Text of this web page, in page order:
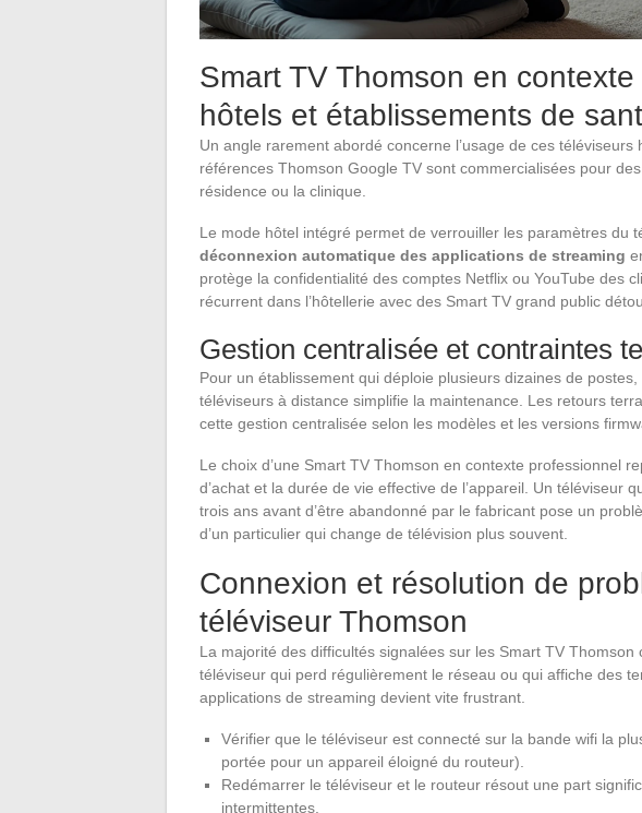
Smart TV Thomson en
hôtels et établissements de
Un angle rarement abordé concerne l’usage de ces
références Thomson Google TV sont commercialisées pour
résidence ou la clinique.
Le mode hôtel intégré permet de verrouiller les paramètres du
déconnexion automatique des applications de streaming
protège la confidentialité des comptes Netflix ou YouTube des
récurrent dans l’hôtellerie avec des Smart TV grand public
Gestion centralisée et contraintes
Pour un établissement qui déploie plusieurs dizaines de
téléviseurs à distance simplifie la maintenance. Les retours
cette gestion centralisée selon les modèles et les versions
Le choix d’une Smart TV Thomson en contexte professionnel
d’achat et la durée de vie effective de l’appareil. Un téléviseur
trois ans avant d’être abandonné par le fabricant pose un
d’un particulier qui change de télévision plus souvent.
Connexion et résolution de
téléviseur Thomson
La majorité des difficultés signalées sur les Smart TV Thomson
téléviseur qui perd régulièrement le réseau ou qui affiche des
applications de streaming devient vite frustrant.
Vérifier que le téléviseur est connecté sur la bande wifi la
portée pour un appareil éloigné du routeur).
Redémarrer le téléviseur et le routeur résout une part
intermittentes.